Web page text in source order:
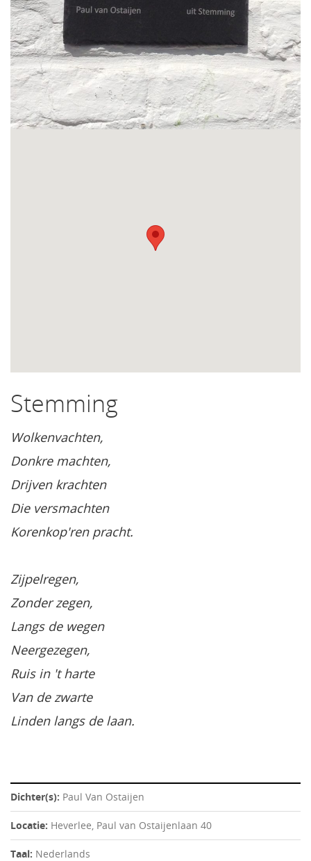
Stemming
Wolkenvachten,
Donkre machten,
Drijven krachten
Die versmachten
Korenkop'ren pracht.
Zijpelregen,
Zonder zegen,
Langs de wegen
Neergezegen,
Ruis in 't harte
Van de zwarte
Linden langs de laan.
Dichter(s): Paul Van Ostaijen
Locatie: Heverlee, Paul van Ostaijenlaan 40
Taal: Nederlands